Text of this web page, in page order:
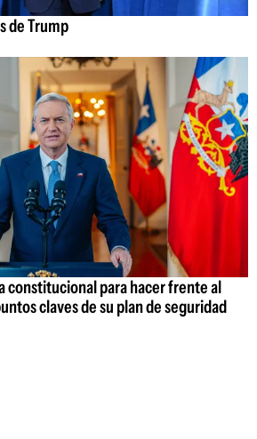
de Trump
constitucional para hacer frente al
claves de su plan de seguridad